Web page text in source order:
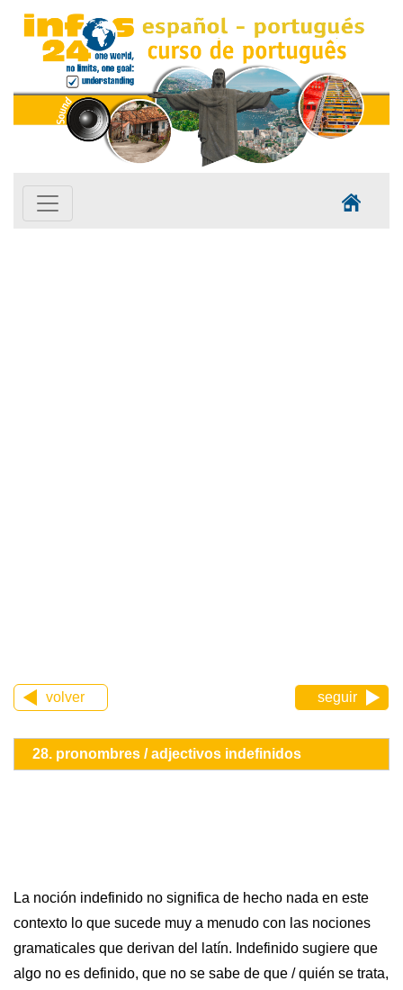
volver seguir
28. pronombres / adjectivos indefinidos
La noción indefinido no significa de hecho nada en este
contexto lo que sucede muy a menudo con las nociones
gramaticales que derivan del latín. Indefinido sugiere que
algo no es definido, que no se sabe de que / quién se trata,